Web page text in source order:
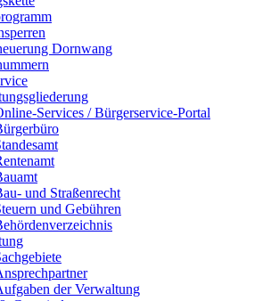
Dornwang
Services / Bürgerservice-Portal
und Straßenrecht
und Gebühren
der Verwaltung